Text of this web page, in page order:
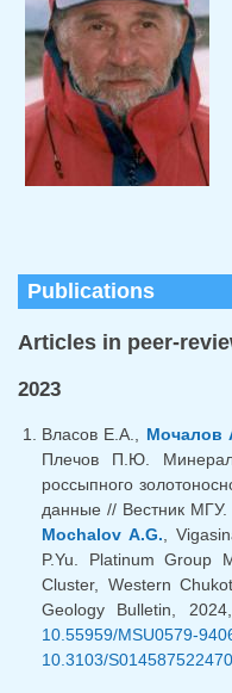
Publications
Articles in peer-
2023
Власов Е.А., Мочалов
Плечов П.Ю.
россыпного
данные // Вестник
Mochalov A.G. ,
P.Yu. Platinum Group
Cluster, Western
Geology Bulletin,
10.55959/MSU0579-
10.3103/